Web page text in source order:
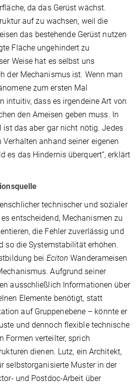
da das Gerüst wächst.
auf zu wachsen, weil die
das bestehende Gerüst nutzen
Fläche ungehindert zu
Weise hat es selbst uns
der Mechanismus ist. Wenn man
zum ersten Mal
intuitiv, dass es irgendeine Art von
den Ameisen geben muss. In
ist das aber gar nicht nötig. Jedes
anhand seiner eigenen
es das Hindernis überquert“, erklärt
technischer und sozialer
entscheidend, Mechanismen zu
die Fehler zuverlässig und
so die Systemstabilität erhöhen.
bei Eciton Wanderameisen
Aufgrund seiner
ausschließlich Informationen über
Elemente benötigt, statt
auf Gruppenebene – könnte er
und dennoch flexible technische
Formen verteilter, sprich
dienen. Lutz, ein Architekt,
selbstorganisierte Muster in der
und Postdoc-Arbeit über